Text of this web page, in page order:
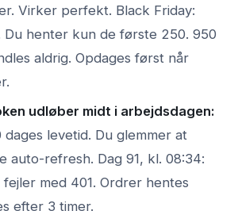
Virker perfekt. Black Friday:
Du henter kun de første 250. 950
aldrig. Opdages først når
udløber midt i arbejdsdagen:
levetid. Du glemmer at
auto-refresh. Dag 91, kl. 08:34:
med 401. Ordrer hentes
efter 3 timer.